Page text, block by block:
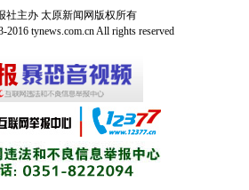
社主办 太原新闻网版权所有
2016 tynews.com.cn All rights reserved